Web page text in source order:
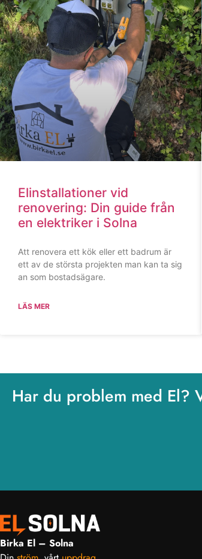
Elinstallationer vid
renovering: Din guide från
en elektriker i Solna
Att renovera ett kök eller ett badrum är
ett av de största projekten man kan ta sig
an som bostadsägare.
LÄS MER
Har du problem med El?
Birka El – Solna